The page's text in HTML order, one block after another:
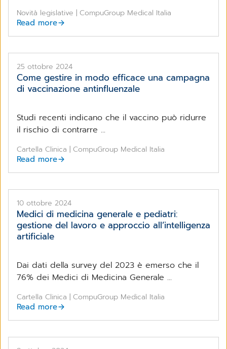
Novità legislative | CompuGroup Medical Italia
Read more
25 ottobre 2024
Come gestire in modo efficace una campagna
di vaccinazione antinfluenzale
Studi recenti indicano che il vaccino può ridurre
il rischio di contrarre ...
Cartella Clinica | CompuGroup Medical Italia
Read more
pazienti
10 ottobre 2024
Medici di medicina generale e pediatri:
gestione del lavoro e approccio all’intelligenza
artificiale
Dai dati della survey del 2023 è emerso che il
76% dei Medici di Medicina Generale ...
Cartella Clinica | CompuGroup Medical Italia
Read more